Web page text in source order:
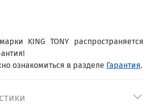
KING TONY распространяется
ознакомиться в разделе Гарантия.